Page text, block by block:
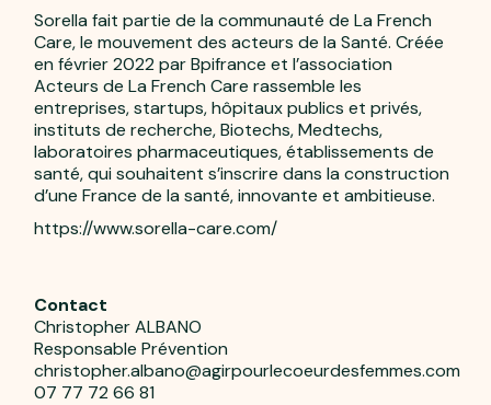
Sorella fait partie de la communauté de La French
Care, le mouvement des acteurs de la Santé. Créée
en février 2022 par Bpifrance et l’association
Acteurs de La French Care rassemble les
entreprises, startups, hôpitaux publics et privés,
instituts de recherche, Biotechs, Medtechs,
laboratoires pharmaceutiques, établissements de
santé, qui souhaitent s’inscrire dans la construction
d’une France de la santé, innovante et ambitieuse.
https://www.sorella-care.com/
Contact
Christopher ALBANO
Responsable Prévention
christopher.albano@agirpourlecoeurdesfemmes.com
07 77 72 66 81